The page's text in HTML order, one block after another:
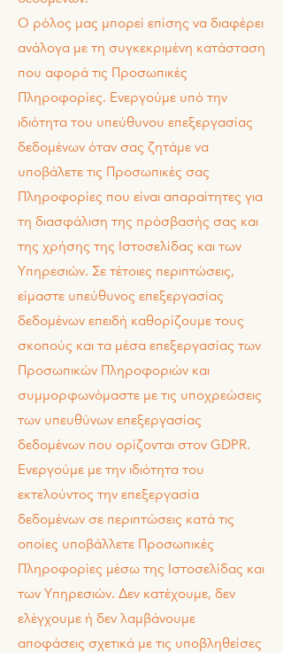
Ο ρόλος μας μπορεί επίσης να διαφέρει
ανάλογα με τη συγκεκριμένη κατάσταση
που αφορά τις Προσωπικές
Πληροφορίες. Ενεργούμε υπό την
ιδιότητα του υπεύθυνου επεξεργασίας
δεδομένων όταν σας ζητάμε να
υποβάλετε τις Προσωπικές σας
Πληροφορίες που είναι απαραίτητες για
τη διασφάλιση της πρόσβασής σας και
της χρήσης της Ιστοσελίδας και των
Υπηρεσιών. Σε τέτοιες περιπτώσεις,
είμαστε υπεύθυνος επεξεργασίας
δεδομένων επειδή καθορίζουμε τους
σκοπούς και τα μέσα επεξεργασίας των
Προσωπικών Πληροφοριών και
συμμορφωνόμαστε με τις υποχρεώσεις
των υπευθύνων επεξεργασίας
δεδομένων που ορίζονται στον GDPR.
Ενεργούμε με την ιδιότητα του
εκτελούντος την επεξεργασία
δεδομένων σε περιπτώσεις κατά τις
οποίες υποβάλλετε Προσωπικές
Πληροφορίες μέσω της Ιστοσελίδας και
των Υπηρεσιών. Δεν κατέχουμε, δεν
ελέγχουμε ή δεν λαμβάνουμε
αποφάσεις σχετικά με τις υποβληθείσες